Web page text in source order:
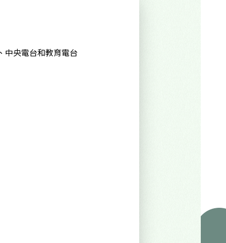
中央電台和教育電台